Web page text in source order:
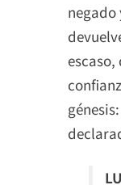
negado